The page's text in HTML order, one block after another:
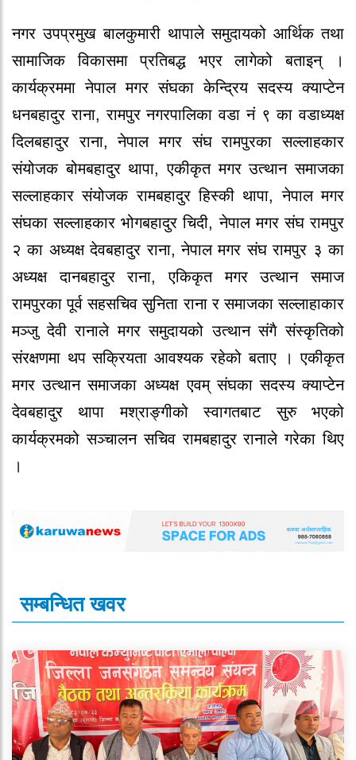
नगर उपप्रमुख बालकुमारी थापाले समुदायको आर्थिक तथा
सामाजिक विकासमा प्रतिबद्ध भएर लागेको बताइन् ।
कार्यक्रममा नेपाल मगर संघका केन्द्रिय सदस्य क्याप्टेन
धनबहादुर राना, रामपुर नगरपालिका वडा नं ९ का वडाध्यक्ष
दिलबहादुर राना, नेपाल मगर संघ रामपुरका सल्लाहकार
संयोजक बोमबहादुर थापा, एकीकृत मगर उत्थान समाजका
सल्लाहकार संयोजक रामबहादुर हिस्की थापा, नेपाल मगर
संघका सल्लाहकार भोगबहादुर चिदी, नेपाल मगर संघ रामपुर
२ का अध्यक्ष देवबहादुर राना, नेपाल मगर संघ रामपुर ३ का
अध्यक्ष दानबहादुर राना, एकिकृत मगर उत्थान समाज
रामपुरका पूर्व सहसचिव सुनिता राना र समाजका सल्लाहाकार
मञ्जु देवी रानाले मगर समुदायको उत्थान संगै संस्कृतिको
संरक्षणमा थप सक्रियता आवश्यक रहेको बताए । एकीकृत
मगर उत्थान समाजका अध्यक्ष एवम् संघका सदस्य क्याप्टेन
देवबहादुर थापा मश्राङ्गीको स्वागतबाट सुरु भएको
कार्यक्रमको सञ्चालन सचिव रामबहादुर रानाले गरेका थिए
।
सम्बन्धित खवर